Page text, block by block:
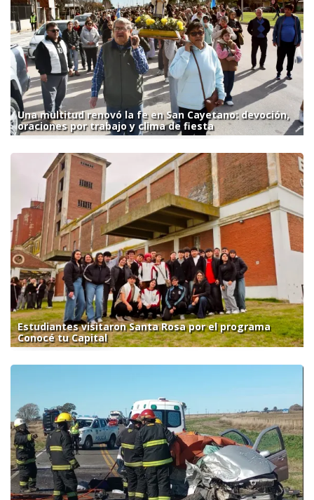
Una multitud renovó la fe en San Cayetano: devoción,
oraciones por trabajo y clima de fiesta
Estudiantes visitaron Santa Rosa por el programa
Conocé tu Capital